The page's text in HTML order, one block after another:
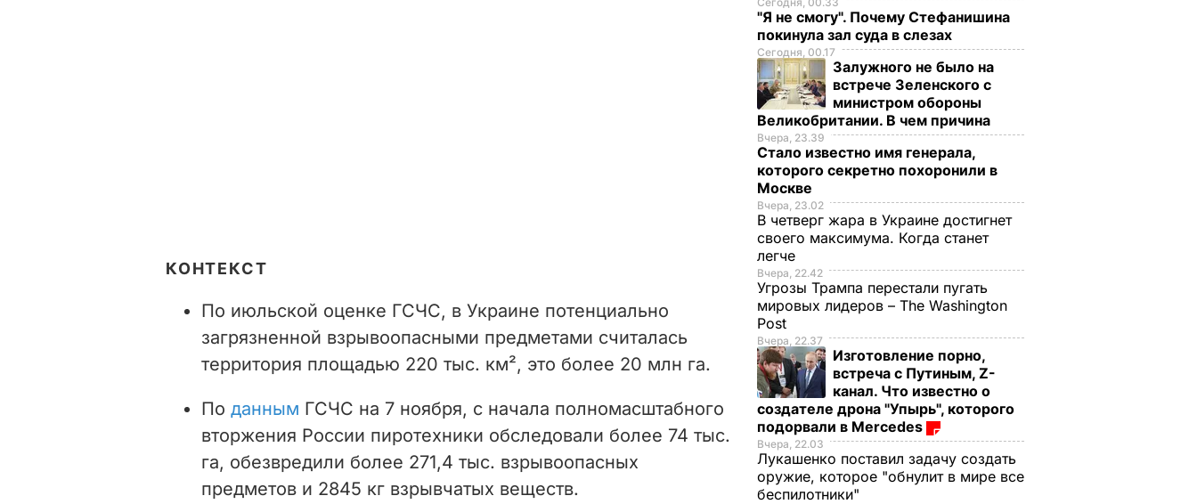
КОНТЕКСТ
По июльской оценке ГСЧС, в Украине потенциально
загрязненной взрывоопасными предметами считалась
территория площадью 220 тыс. км², это более 20 млн га.
По данным ГСЧС на 7 ноября, с начала полномасштабного
вторжения России пиротехники обследовали более 74 тыс.
га, обезвредили более 271,4 тыс. взрывоопасных
предметов и 2845 кг взрывчатых веществ.
"Я не смогу". Почему Стефанишина
покинула зал суда в слезах
Сегодня, 00.17
Залужного не было на
встрече Зеленского с
министром обороны
Великобритании. В чем причина
Вчера, 23.39
Стало известно имя генерала,
которого секретно похоронили в
Москве
Вчера, 23.02
В четверг жара в Украине достигнет
своего максимума. Когда станет
легче
Вчера, 22.42
Угрозы Трампа перестали пугать
мировых лидеров – The Washington
Post
Вчера, 22.37
Изготовление порно,
встреча с Путиным, Z-
канал. Что известно о
создателе дрона "Упырь", которого
подорвали в Mercedes
Вчера, 22.03
Лукашенко поставил задачу создать
оружие, которое "обнулит в мире все
беспилотники"